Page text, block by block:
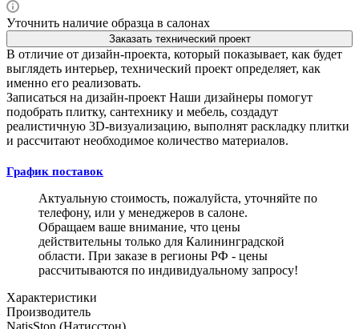
Уточнить наличие образца в салонах
Заказать технический проект
В отличие от дизайн-проекта, который показывает, как будет
выглядеть интерьер, технический проект определяет, как
именно его реализовать.
Записаться на дизайн-проект Наши дизайнеры помогут
подобрать плитку, сантехнику и мебель, создадут
реалистичную 3D-визуализацию, выполнят раскладку плитки
и рассчитают необходимое количество материалов.
График поставок
Актуальную стоимость, пожалуйста, уточняйте по
телефону, или у менеджеров в салоне.
Обращаем ваше внимание, что цены
действительны только для Калининградской
области. При заказе в регионы РФ - цены
рассчитываются по индивидуальному запросу!
Характеристики
Производитель
NatisSton (Натисстон)